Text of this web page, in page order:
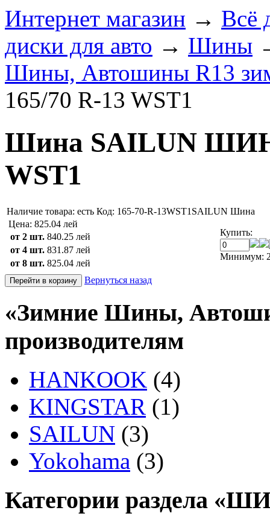
Интернет магазин → Всё
диски для авто → Шины
Шины, Автошины R13
165/70 R-13 WST1
Шина SAILUN
WST1
Наличие товара: есть Код: 165-70-R-13WST1SAILUN Шина
Цена: 825.04 лей
от 2 шт. 840.25 лей
от 4 шт. 831.87 лей
от 8 шт. 825.04 лей
Купить:
Минимум:
Вернуться назад
«Зимние Шины,
производителям
HANKOOK (4)
KINGSTAR (1)
SAILUN (3)
Yokohama (3)
Категории раздела